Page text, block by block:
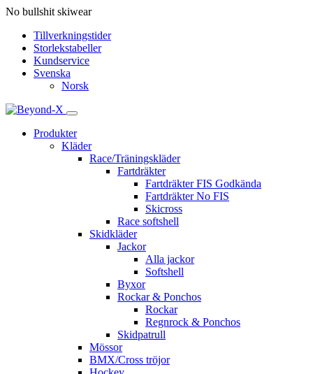
No bullshit skiwear
Tillverkningstider
Storlekstabeller
Kundservice
Svenska
Norsk
Produkter
Kläder
Race/Träningskläder
Fartdräkter
Fartdräkter FIS Godkända
Fartdräkter No FIS
Skicross
Race softshell
Skidkläder
Jackor
Alla jackor
Softshell
Byxor
Rockar & Ponchos
Rockar
Regnrock & Ponchos
Skidpatrull
Mössor
BMX/Cross tröjor